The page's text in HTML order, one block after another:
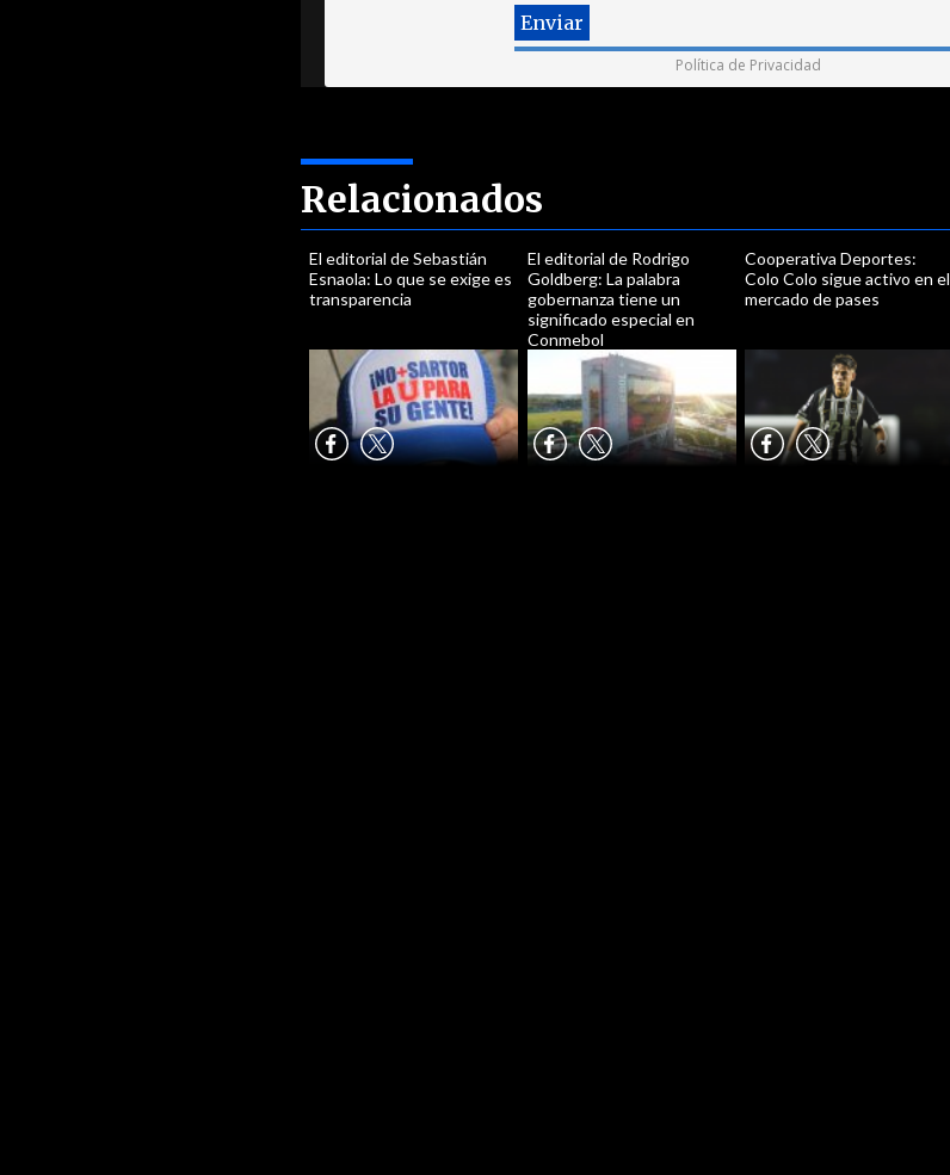
Política de Privacidad
Relacionados
El editorial de Sebastián
Esnaola: Lo que se exige es
transparencia
El editorial de Rodrigo
Goldberg: La palabra
gobernanza tiene un
significado especial en
Conmebol
Cooperativa Deportes:
Colo Colo sigue activo en el
mercado de pases